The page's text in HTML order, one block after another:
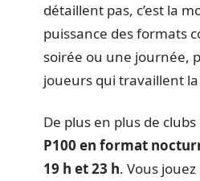
détaillent pas, c’est la
puissance des formats
soirée ou une journée,
joueurs qui travaillent
De plus en plus de
P100 en format
19 h et 23 h. Vous